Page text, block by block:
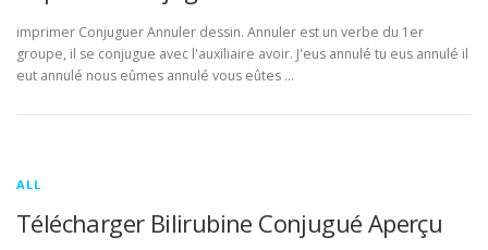
imprimer Conjuguer Annuler dessin. Annuler est un verbe du 1er
groupe, il se conjugue avec l'auxiliaire avoir. J'eus annulé tu eus annulé il
eut annulé nous eûmes annulé vous eûtes …
ALL
Télécharger Bilirubine Conjugué Aperçu